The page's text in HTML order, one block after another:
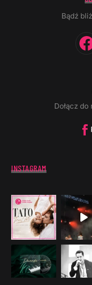
Bądź
Dołącz
INSTAGRAM